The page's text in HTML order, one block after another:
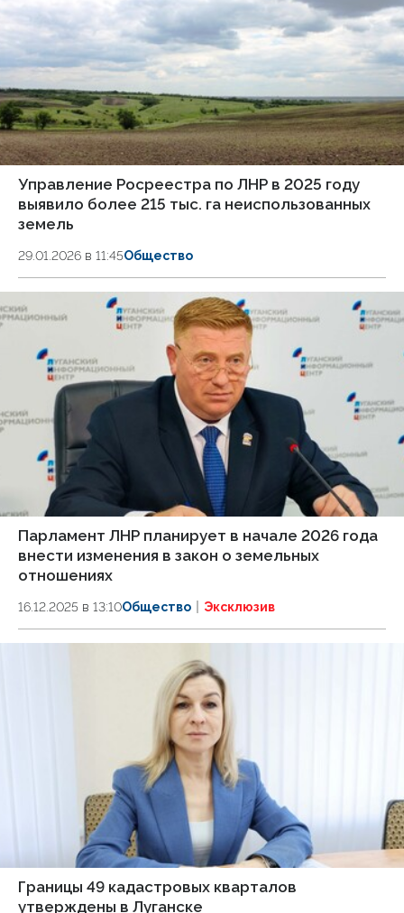
Управление Росреестра по ЛНР в 2025 году
выявило более 215 тыс. га неиспользованных
земель
29.01.2026 в 11:45Общество
Парламент ЛНР планирует в начале 2026 года
внести изменения в закон о земельных
отношениях
16.12.2025 в 13:10Общество Эксклюзив
Границы 49 кадастровых кварталов
утверждены в Луганске